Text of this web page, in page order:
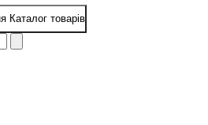
Каталог товарів